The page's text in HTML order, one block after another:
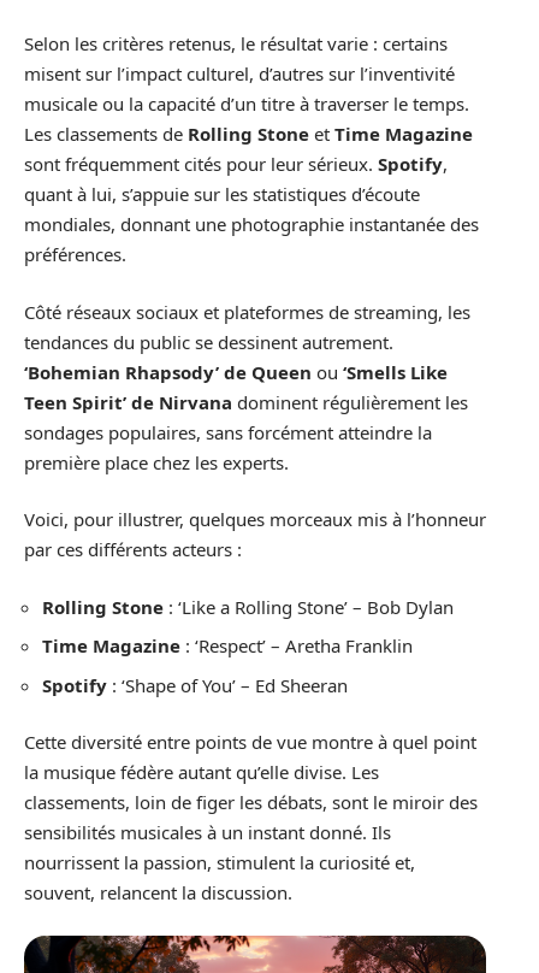
Selon les critères retenus, le résultat varie : certains
misent sur l’impact culturel, d’autres sur l’inventivité
musicale ou la capacité d’un titre à traverser le temps.
Les classements de Rolling Stone et Time Magazine
sont fréquemment cités pour leur sérieux. Spotify,
quant à lui, s’appuie sur les statistiques d’écoute
mondiales, donnant une photographie instantanée des
préférences.
Côté réseaux sociaux et plateformes de streaming, les
tendances du public se dessinent autrement.
‘Bohemian Rhapsody’ de Queen ou ‘Smells Like
Teen Spirit’ de Nirvana dominent régulièrement les
sondages populaires, sans forcément atteindre la
première place chez les experts.
Voici, pour illustrer, quelques morceaux mis à l’honneur
par ces différents acteurs :
Rolling Stone : ‘Like a Rolling Stone’ – Bob Dylan
Time Magazine : ‘Respect’ – Aretha Franklin
Spotify : ‘Shape of You’ – Ed Sheeran
Cette diversité entre points de vue montre à quel point
la musique fédère autant qu’elle divise. Les
classements, loin de figer les débats, sont le miroir des
sensibilités musicales à un instant donné. Ils
nourrissent la passion, stimulent la curiosité et,
souvent, relancent la discussion.